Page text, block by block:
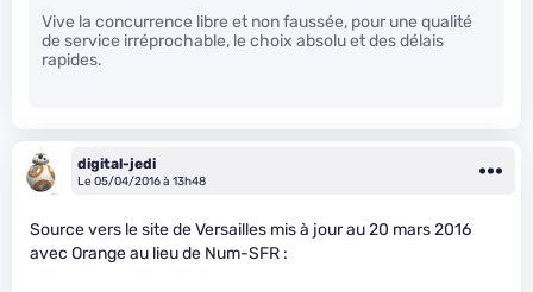
Vive la concurrence libre et non faussée, pour une qualité
de service irréprochable, le choix absolu et des délais
rapides.
digital-jedi
Le 05/04/2016 à 13h48
Source vers le site de Versailles mis à jour au 20 mars 2016
avec Orange au lieu de Num-SFR :